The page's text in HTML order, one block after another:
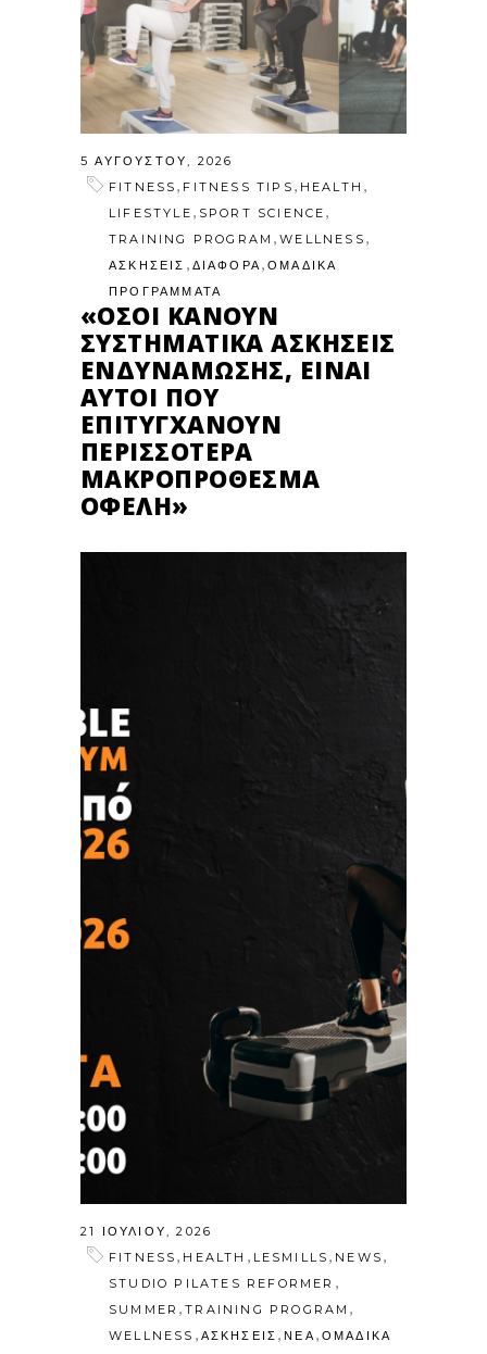
5 ΑΥΓΟΎΣΤΟΥ, 2026
FITNESS , FITNESS TIPS , HEALTH ,
LIFESTYLE , SPORT SCIENCE ,
TRAINING PROGRAM ,WELLNESS ,
ΑΣΚΗΣΕΙΣ , ΔΙΑΦΟΡΑ ,ΟΜΑΔΙΚΑ
ΠΡΟΓΡΑΜΜΑΤΑ
«ΌΣΟΙ ΚΆΝΟΥΝ
ΣΥΣΤΗΜΑΤΙΚΆ ΑΣΚΉΣΕΙΣ
ΕΝΔΥΝΆΜΩΣΗΣ, ΕΊΝΑΙ
ΑΥΤΟΊ ΠΟΥ
ΕΠΙΤΥΓΧΆΝΟΥΝ
ΠΕΡΙΣΣΌΤΕΡΑ
ΜΑΚΡΟΠΡΌΘΕΣΜΑ
ΟΦΈΛΗ»
21 ΙΟΥΛΊΟΥ, 2026
FITNESS , HEALTH , LESMILLS , NEWS ,
STUDIO PILATES REFORMER ,
SUMMER ,TRAINING PROGRAM ,
WELLNESS , ΑΣΚΗΣΕΙΣ ,ΝΕΑ , ΟΜΑΔΙΚΑ